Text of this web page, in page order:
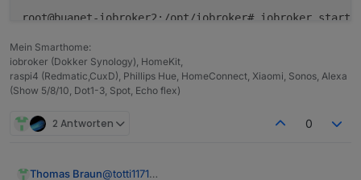
sudo: Die Audit-Nachricht kann nicht gesendet
sudo:
sudo: Regelwerks-Plugin
sudo:
sudo:
sudo:
Mein Smarthome:
iobroker (Dokker Synology), HomeKit,
raspi4 (Redmatic,CuxD), Phillips Hue, HomeConnect, Xiaomi, Sonos, Alexa
(Show 5/8/10, Dot1-3, Spot, Echo flex)
2 Antworten 0
Thomas Braun@totti1171